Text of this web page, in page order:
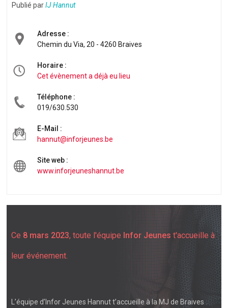
Publié par IJ Hannut
Adresse :
Chemin du Via, 20 - 4260 Braives
Horaire :
Cet évènement a déjà eu lieu
Téléphone :
019/630.530
E-Mail :
hannut@inforjeunes.be
Site web :
www.inforjeuneshannut.be
Ce 8 mars 2023, toute l'équipe Infor Jeunes t'accueille à
leur événement.
L’équipe d’Infor Jeunes Hannut t’accueille à la MJ de Braives